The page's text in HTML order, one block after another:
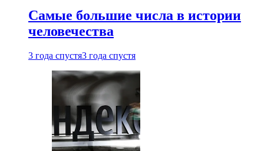
Самые большие числа в истории
человечества
3 года спустя3 года спустя